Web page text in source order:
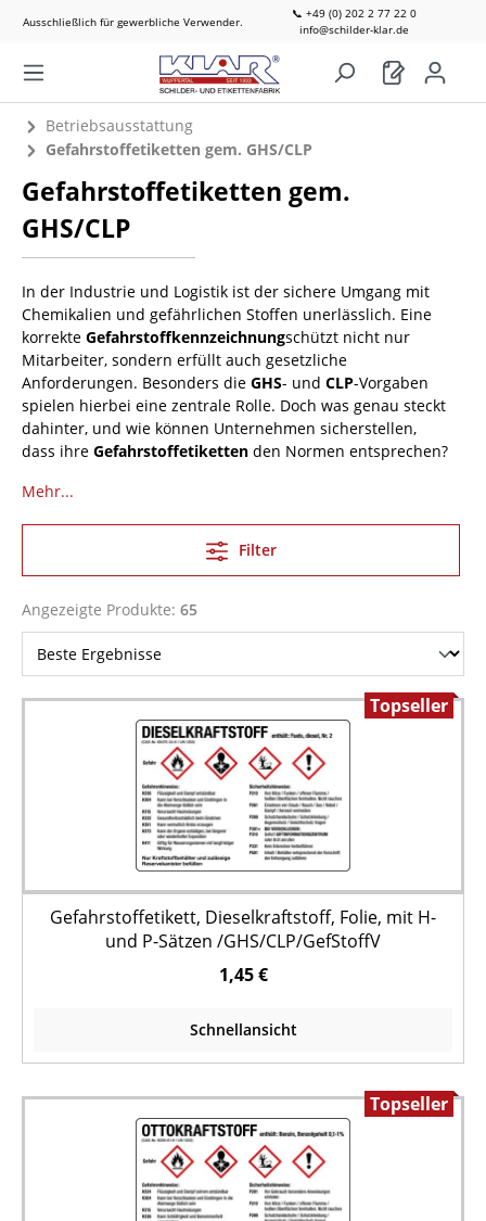
Ausschließlich für gewerbliche Verwender.
📞 +49 (0) 202 2 77 22 0
info@schilder-klar.de
Betriebsausstattung
Gefahrstoffetiketten gem. GHS/CLP
Gefahrstoffetiketten gem.
GHS/CLP
In der Industrie und Logistik ist der sichere Umgang mit
Chemikalien und gefährlichen Stoffen unerlässlich. Eine
korrekte Gefahrstoffkennzeichnungschützt nicht nur
Mitarbeiter, sondern erfüllt auch gesetzliche
Anforderungen. Besonders die GHS- und CLP-Vorgaben
spielen hierbei eine zentrale Rolle. Doch was genau steckt
dahinter, und wie können Unternehmen sicherstellen,
dass ihre Gefahrstoffetiketten den Normen entsprechen?
Mehr...
Filter
Angezeigte Produkte: 65
Topseller
Gefahrstoffetikett, Dieselkraftstoff, Folie, mit H-
und P-Sätzen /GHS/CLP/GefStoffV
1,45 €
Schnellansicht
Topseller